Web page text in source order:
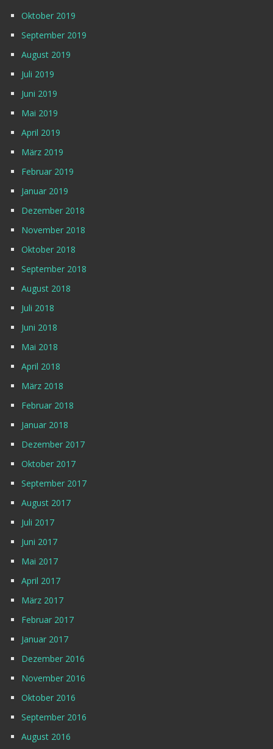
Oktober 2019
September 2019
August 2019
Juli 2019
Juni 2019
Mai 2019
April 2019
März 2019
Februar 2019
Januar 2019
Dezember 2018
November 2018
Oktober 2018
September 2018
August 2018
Juli 2018
Juni 2018
Mai 2018
April 2018
März 2018
Februar 2018
Januar 2018
Dezember 2017
Oktober 2017
September 2017
August 2017
Juli 2017
Juni 2017
Mai 2017
April 2017
März 2017
Februar 2017
Januar 2017
Dezember 2016
November 2016
Oktober 2016
September 2016
August 2016